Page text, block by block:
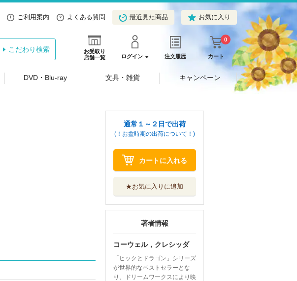
ご利用案内 よくある質問 最近見た商品 お気に入り
お受取り
店舗一覧
ログイン 注文履歴 カート
0
こだわり検索
DVD・Blu-ray 文具・雑貨 キャンペーン
通常１～２日で出荷
(！お盆時期の出荷について！)
カートに入れる
★お気に入りに追加
著者情報
コーウェル，クレシッダ
「ヒックとドラゴン」シリーズ
が世界的なベストセラーとな
り、ドリームワークスにより映